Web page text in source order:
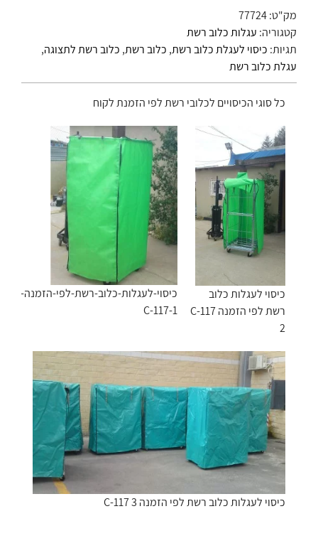
מק"ט:77724
קטגוריה: עגלות כלוב רשת
תגיות: כיסוי לעגלת כלוב רשת, כלוב רשת, כלוב רשת לתצוגה,
עגלת כלוב רשת
כל סוגי הכיסויים לכלובי רשת לפי הזמנת לקוח
כיסוי לעגלות כלוב
רשת לפי הזמנה C-117
2
כיסוי-לעגלות-כלוב-רשת-לפי-הזמנה-
C-117-1
כיסוי לעגלות כלוב רשת לפי הזמנה C-117 3